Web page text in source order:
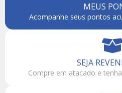
MEUS
Acompanhe seus pontos
SEJA
Compre em atacado e